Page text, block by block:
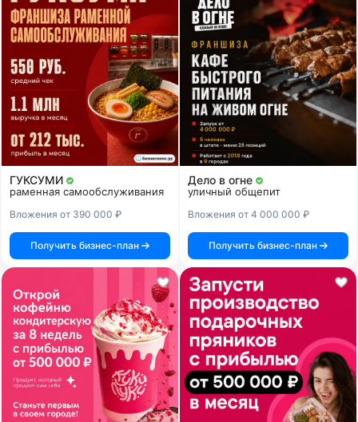
ГУКСУМИ
раменная самообслуживания
Вложения от 390 000 ₽
Получить бизнес-план
Дело в огне
уличный общепит
Вложения от 4 000 000 ₽
Получить бизнес-план